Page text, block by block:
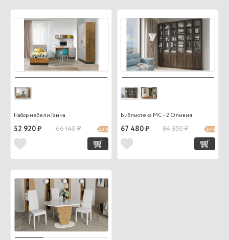
Набор мебели Гамма
52 920 ₽ 66 140 ₽ 20 %
Библиотека МС - 2 Оливия
67 480 ₽ 84 350 ₽ 20 %